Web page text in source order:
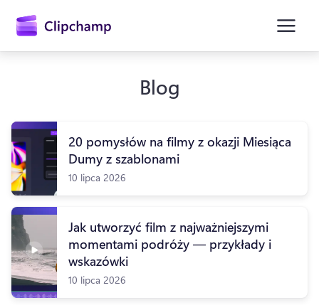
głównej
Zaloguj się
Wypróbuj bezpłatnie
Blog
20 pomysłów na filmy z okazji Miesiąca
Dumy z szablonami
10 lipca 2026
Jak utworzyć film z najważniejszymi
momentami podróży — przykłady i
wskazówki
10 lipca 2026